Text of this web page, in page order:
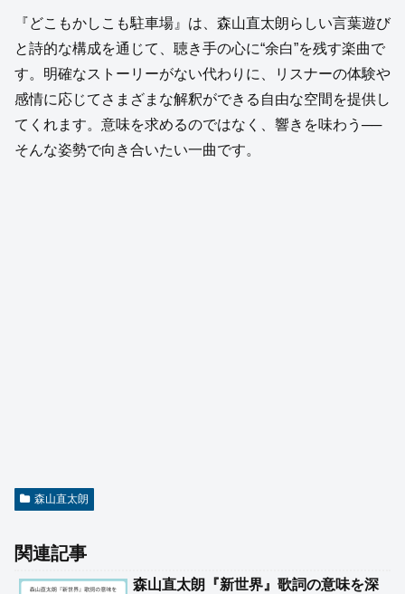
『どこもかしこも駐車場』は、森山直太朗らしい言葉遊び
と詩的な構成を通じて、聴き手の心に“余白”を残す楽曲で
す。明確なストーリーがない代わりに、リスナーの体験や
感情に応じてさまざまな解釈ができる自由な空間を提供し
てくれます。意味を求めるのではなく、響きを味わう──
そんな姿勢で向き合いたい一曲です。
森山直太朗
関連記事
森山直太朗『新世界』歌詞の意味を深